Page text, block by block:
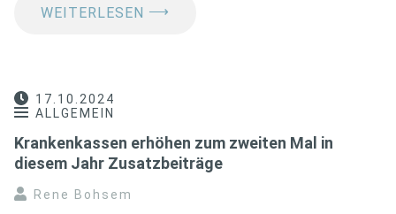
WEITERLESEN ⟶
17.10.2024
ALLGEMEIN
Krankenkassen erhöhen zum zweiten Mal in
diesem Jahr Zusatzbeiträge
Rene Bohsem